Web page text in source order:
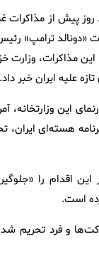
روز پیش از مذاکرات
از اظهارات «دونالد
مذاکرات، وزارت
علیه ایران خبر داد.
این وزارتخانه،
هسته‌ای ایران،
اقدام را
است.